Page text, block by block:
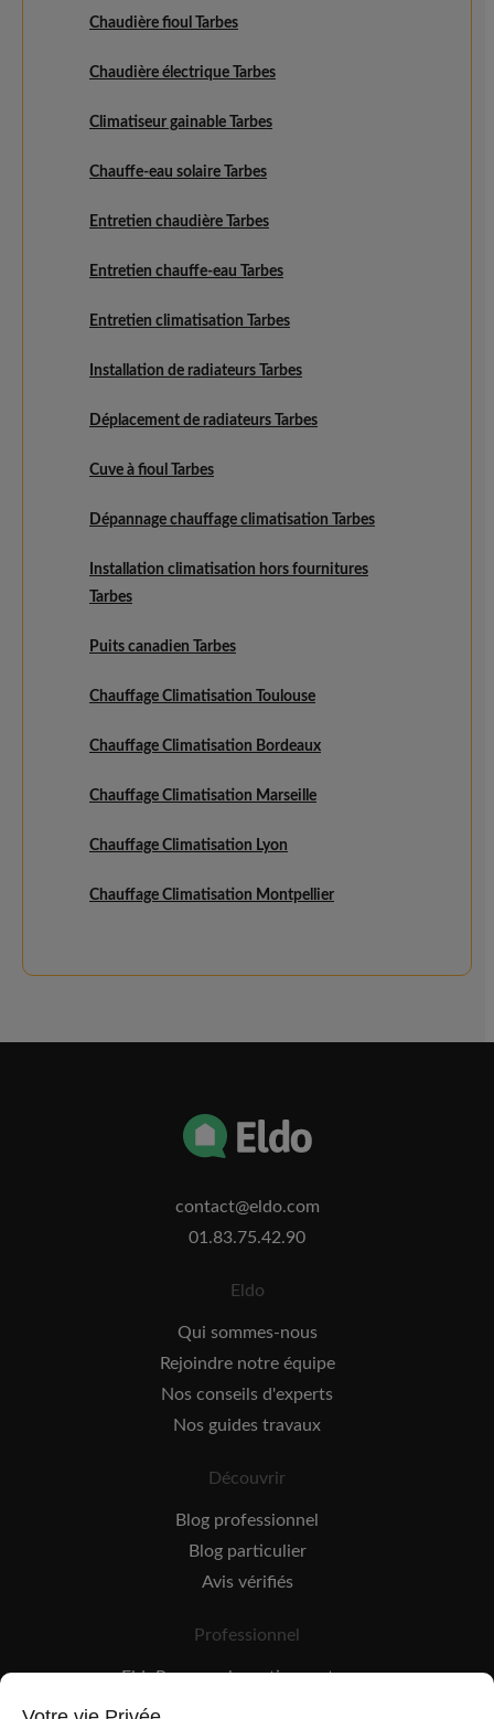
Chaudière fioul Tarbes
Chaudière électrique Tarbes
Climatiseur gainable Tarbes
Chauffe-eau solaire Tarbes
Entretien chaudière Tarbes
Entretien chauffe-eau Tarbes
Entretien climatisation Tarbes
Installation de radiateurs Tarbes
Déplacement de radiateurs Tarbes
Cuve à fioul Tarbes
Dépannage chauffage climatisation Tarbes
Installation climatisation hors fournitures
Tarbes
Puits canadien Tarbes
Chauffage Climatisation Toulouse
Chauffage Climatisation Bordeaux
Chauffage Climatisation Marseille
Chauffage Climatisation Lyon
Chauffage Climatisation Montpellier
contact@eldo.com
01.83.75.42.90
Eldo
Qui sommes-nous
Rejoindre notre équipe
Nos conseils d'experts
Nos guides travaux
Découvrir
Blog professionnel
Blog particulier
Avis vérifiés
Professionnel
EldoPro pour les artisans et pros
EldoNetwork pour les réseaux, marques et industriels